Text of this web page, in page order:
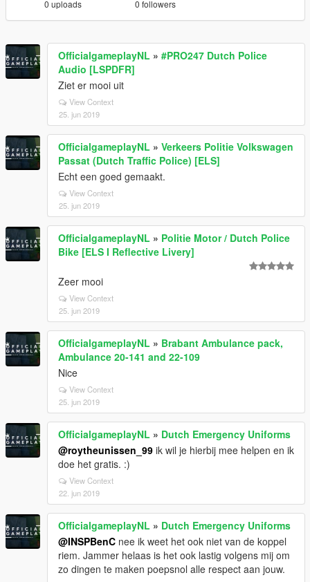
0 uploads 0 followers
OfficialgameplayNL » #PRO247 Dutch Police
Audio [LSPDFR]
Ziet er mooi uit
View Context
25. jun 2019
OfficialgameplayNL » Verkeers Politie Volkswagen
Passat (Dutch Traffic Police) [ELS]
Echt een goed gemaakt.
View Context
25. jun 2019
OfficialgameplayNL » Politie Motor / Dutch Police
Bike [ELS I Reflective Livery]
Zeer mooi
View Context
25. jun 2019
OfficialgameplayNL » Brabant Ambulance pack,
Ambulance 20-141 and 22-109
Nice
View Context
25. jun 2019
OfficialgameplayNL » Dutch Emergency Uniforms
@roytheunissen_99 ik wil je hierbij mee helpen en ik
doe het gratis. :)
View Context
22. jun 2019
OfficialgameplayNL » Dutch Emergency Uniforms
@INSPBenC nee ik weet het ook niet van de koppel
riem. Jammer helaas is het ook lastig volgens mij om
zo dingen te maken poepsnol alle respect aan jouw.